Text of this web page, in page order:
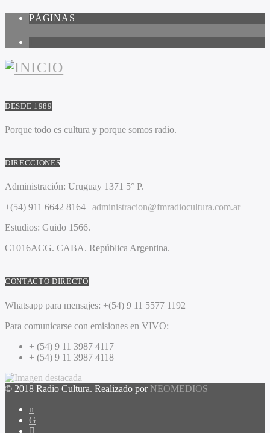
PÁGINAS
DESDE 1989
Porque todo es cultura y porque somos radio.
DIRECCIONES
Administración: Uruguay 1371 5° P.
+(54) 911 6642 8164 | administracion@fmradiocultura.com.ar
Estudios: Guido 1566.
C1016ACG. CABA. República Argentina.
CONTACTO DIRECTO
Whatsapp para mensajes: +(54) 9 11 5577 1192
Para comunicarse con emisiones en VIVO:
+ (54) 9 11 3987 4117
+ (54) 9 11 3987 4118
© 2018 Radio Cultura. Realizado por NEOMEDIOS